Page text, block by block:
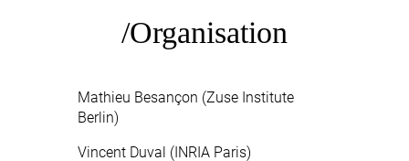
Organisation
Mathieu Besançon (Zuse Institute
Berlin)
Vincent Duval (INRIA Paris)